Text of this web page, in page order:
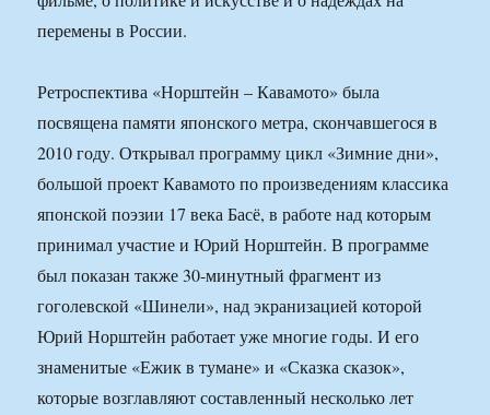
перемены в России.
Ретроспектива «Норштейн – Кавамото» была
посвящена памяти японского метра, скончавшегося в
2010 году. Открывал программу цикл «Зимние дни»,
большой проект Кавамото по произведениям классика
японской поэзии 17 века Басё, в работе над которым
принимал участие и Юрий Норштейн. В программе
был показан также 30-минутный фрагмент из
гоголевской «Шинели», над экранизацией которой
Юрий Норштейн работает уже многие годы. И его
знаменитые «Ежик в тумане» и «Сказка сказок»,
которые возглавляют составленный несколько лет